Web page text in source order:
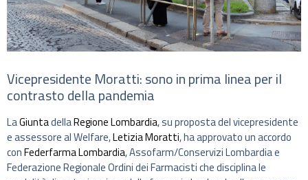
Vicepresidente Moratti: sono in prima linea per il
contrasto della pandemia
LaGiuntadellaRegione Lombardia, su proposta del vicepresidente
e assessore al Welfare,Letizia Moratti, ha approvato un accordo
conFederfarma Lombardia, Assofarm/Conservizi Lombardia e
Federazione Regionale Ordini dei Farmacisti che disciplina le